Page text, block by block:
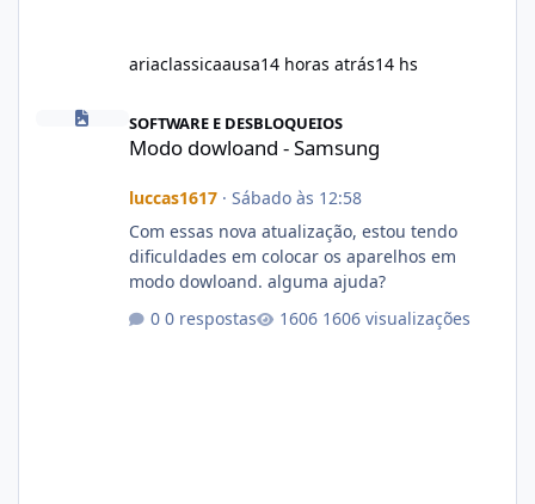
ariaclassicaausa14 horas atrás14 hs
Modo dowloand - Samsung
SOFTWARE E DESBLOQUEIOS
Modo dowloand - Samsung
luccas1617· Sábado às 12:58
Com essas nova atualização, estou tendo
dificuldades em colocar os aparelhos em
modo dowloand. alguma ajuda?
0 respostas
1606 visualizações